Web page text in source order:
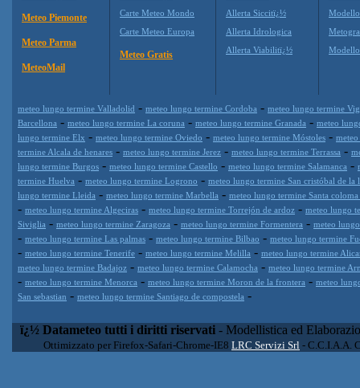
Meteo Piemonte
Meteo Parma
MeteoMail
Carte Meteo Mondo
Carte Meteo Europa
Meteo Gratis
Allerta Siccitï¿½
Allerta Idrologica
Allerta Viabilitï¿½
Modello
meteo lungo termine Valladolid - meteo lungo termine Cordoba - meteo lungo termine
Barcellona - meteo lungo termine La coruna - meteo lungo termine Granada - meteo
lungo termine Elx - meteo lungo termine Oviedo - meteo lungo termine Móstoles -
termine Alcala de henares - meteo lungo termine Jerez - meteo lungo termine Terrassa -
lungo termine Burgos - meteo lungo termine Castello - meteo lungo termine Salamanca -
termine Huelva - meteo lungo termine Logrono - meteo lungo termine San cristóbal de la
lungo termine Lleida - meteo lungo termine Marbella - meteo lungo termine Santa
- meteo lungo termine Algeciras - meteo lungo termine Torrejón de ardoz - meteo lungo
Siviglia - meteo lungo termine Zaragoza - meteo lungo termine Formentera - meteo
- meteo lungo termine Las palmas - meteo lungo termine Bilbao - meteo lungo termine
- meteo lungo termine Tenerife - meteo lungo termine Melilla - meteo lungo termine
meteo lungo termine Badajoz - meteo lungo termine Calamocha - meteo lungo termine
- meteo lungo termine Menorca - meteo lungo termine Moron de la frontera - meteo
San sebastian - meteo lungo termine Santiago de compostela -
ï¿½ Datameteo tutti i diritti riservati - Modellistica ed
Ottimizzato per Firefox-Safari-Chrome-IE8 LRC Servizi Srl - C.C.I.A.A.